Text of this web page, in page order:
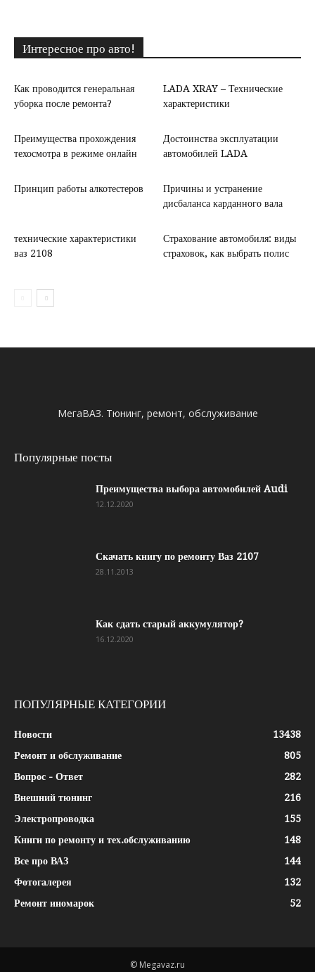
Интересное про авто!
Как проводится генеральная
уборка после ремонта?
LADA XRAY – Технические
характеристики
Преимущества прохождения
техосмотра в режиме онлайн
Достоинства эксплуатации
автомобилей LADA
Принцип работы алкотестеров
Причины и устранение
дисбаланса карданного вала
технические характеристики
ваз 2108
Страхование автомобиля: виды
страховок, как выбрать полис
МегаВАЗ. Тюнинг, ремонт, обслуживание
Популярные посты
Преимущества выбора автомобилей Audi
12.12.2020
Скачать книгу по ремонту Ваз 2107
28.11.2013
Как сдать старый аккумулятор?
16.12.2020
ПОПУЛЯРНЫЕ КАТЕГОРИИ
Новости
13438
Ремонт и обслуживание
805
Вопрос - Ответ
282
Внешний тюнинг
216
Электропроводка
155
Книги по ремонту и тех.обслуживанию
148
Все про ВАЗ
144
Фотогалерея
132
Ремонт иномарок
52
© Megavaz.ru